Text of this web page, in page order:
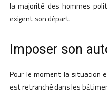
la majorité des hommes
exigent son départ.
Imposer son
Pour le moment la situation
est retranché dans les